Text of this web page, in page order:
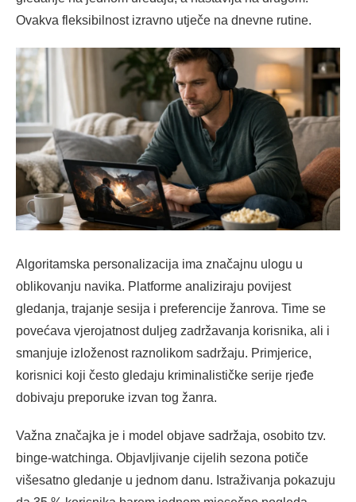
Ovakva fleksibilnost izravno utječe na dnevne rutine.
Algoritamska personalizacija ima značajnu ulogu u
oblikovanju navika. Platforme analiziraju povijest
gledanja, trajanje sesija i preferencije žanrova. Time se
povećava vjerojatnost duljeg zadržavanja korisnika, ali i
smanjuje izloženost raznolikom sadržaju. Primjerice,
korisnici koji često gledaju kriminalističke serije rjeđe
dobivaju preporuke izvan tog žanra.
Važna značajka je i model objave sadržaja, osobito tzv.
binge-watchinga. Objavljivanje cijelih sezona potiče
višesatno gledanje u jednom danu. Istraživanja pokazuju